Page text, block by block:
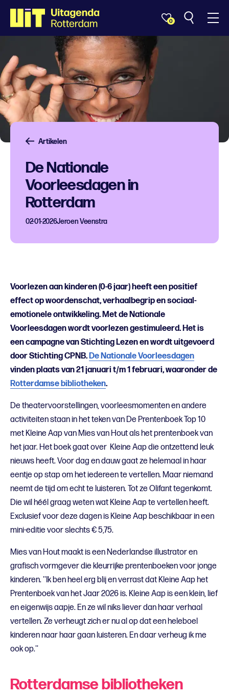
0
Artikelen
De Nationale
Voorleesdagen in
Rotterdam
02-01-2026Jeroen Veenstra
Voorlezen aan kinderen (0-6 jaar) heeft een positief
effect op woordenschat, verhaalbegrip en sociaal-
emotionele ontwikkeling. Met de Nationale
Voorleesdagen wordt voorlezen gestimuleerd. Het is
een campagne van Stichting Lezen en wordt uitgevoerd
door Stichting CPNB.De Nationale Voorleesdagen
vinden plaats van 21 januari t/m 1 februari, waaronder de
Rotterdamse bibliotheken.
De theatervoorstellingen, voorleesmomenten en andere
activiteiten staan in het teken van De Prentenboek Top 10
met Kleine Aap van Mies van Hout als het prentenboek van
het jaar. Het boek gaat over Kleine Aap die ontzettend leuk
nieuws heeft. Voor dag en dauw gaat ze helemaal in haar
eentje op stap om het iedereen te vertellen. Maar niemand
neemt de tijd om echt te luisteren. Tot ze Olifant tegenkomt.
Die wil héél graag weten wat Kleine Aap te vertellen heeft.
Exclusief voor deze dagen is Kleine Aap beschikbaar in een
mini-editie voor slechts € 5,75.
Mies van Hout maakt is een Nederlandse illustrator en
grafisch vormgever die kleurrijke prentenboeken voor jonge
kinderen. ''Ik ben heel erg blij en verrast dat Kleine Aap het
Prentenboek van het Jaar 2026 is. Kleine Aap is een klein, lief
en eigenwijs aapje. En ze wil niks liever dan haar verhaal
vertellen. Ze verheugt zich er nu al op dat een heleboel
kinderen naar haar gaan luisteren. En daar verheug ik me
ook op.''
Rotterdamse bibliotheken